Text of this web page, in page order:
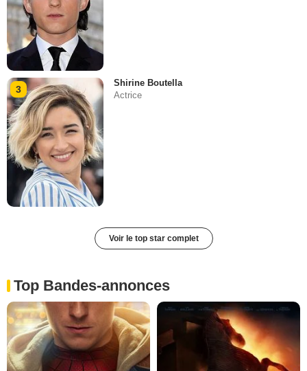
3
Shirine Boutella
Actrice
Voir le top star complet
Top Bandes-annonces